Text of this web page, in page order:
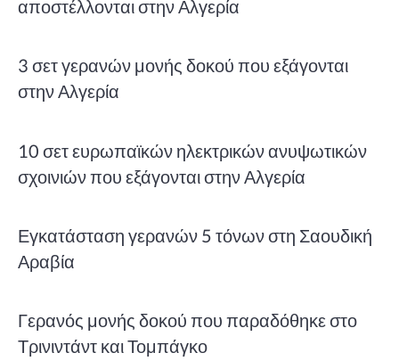
αποστέλλονται στην Αλγερία
3 σετ γερανών μονής δοκού που εξάγονται
στην Αλγερία
10 σετ ευρωπαϊκών ηλεκτρικών ανυψωτικών
σχοινιών που εξάγονται στην Αλγερία
Εγκατάσταση γερανών 5 τόνων στη Σαουδική
Αραβία
Γερανός μονής δοκού που παραδόθηκε στο
Τρινιντάντ και Τομπάγκο